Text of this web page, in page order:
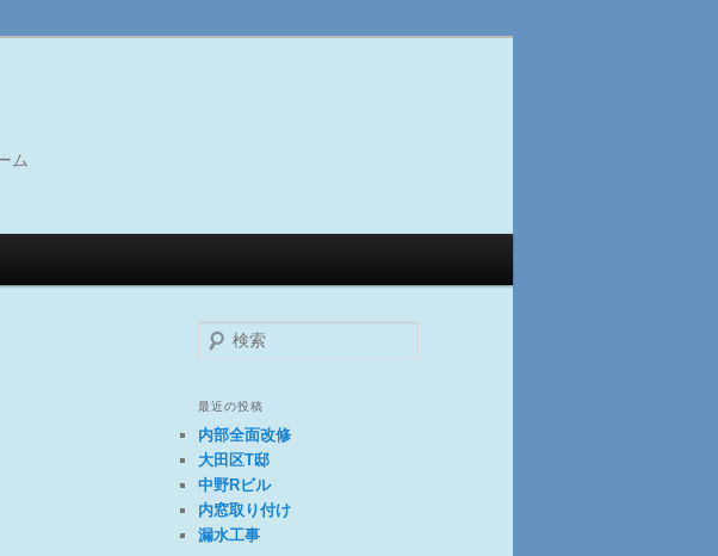
ム
検
索
最近の投稿
内部全面改修
大田区T邸
中野Rビル
内窓取り付け
漏水工事